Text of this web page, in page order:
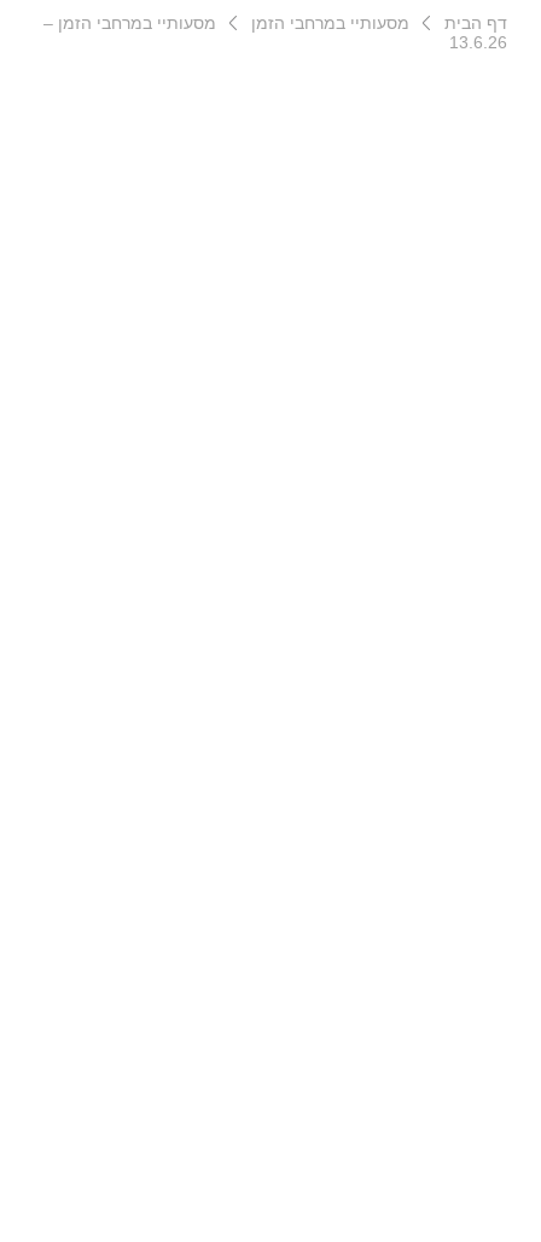
דף הבית מסעותיי במרחבי הזמן
מסעותיי במרחבי הזמן –
13.6.26